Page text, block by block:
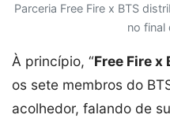
Parceria Free Fire x BTS
no final
À princípio, “Free Fire x
os sete membros do
acolhedor, falando de